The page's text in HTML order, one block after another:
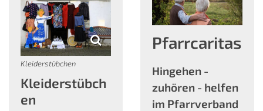
Kleiderstübchen
Kleiderstübch
en
Pfarrcaritas
Hingehen -
zuhören - helfen
im Pfarrverband